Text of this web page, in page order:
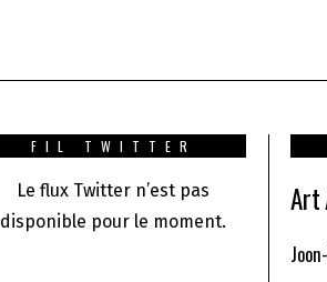
1
FIL TWITTER
Le flux Twitter n’est pas
disponible pour le moment.
Art